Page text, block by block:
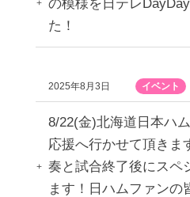
の模様を日テレ
た！
2025年8月3日 イベント
8/22(金)北海道日本ハ
応援へ行かせて頂きま
奏と試合終了後にスペ
ます！日ハムファンの